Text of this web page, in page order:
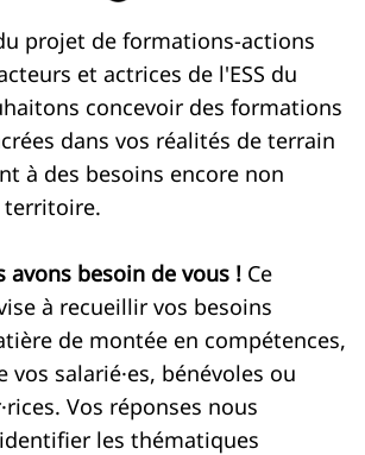
projet de formations-actions
et actrices de l'ESS du
concevoir des formations
dans vos réalités de terrain
à des besoins encore non
territoire.
avons besoin de vous ! Ce
à recueillir vos besoins
de montée en compétences,
vos salarié·es, bénévoles ou
Vos réponses nous
les thématiques